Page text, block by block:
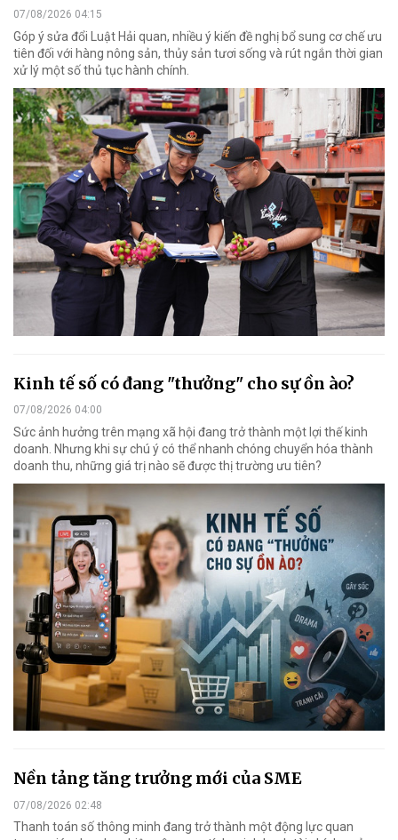
07/08/2026 04:15
Góp ý sửa đổi Luật Hải quan, nhiều ý kiến đề nghị bổ sung cơ chế ưu
tiên đối với hàng nông sản, thủy sản tươi sống và rút ngắn thời gian
xử lý một số thủ tục hành chính.
Kinh tế số có đang "thưởng" cho sự ồn ào?
07/08/2026 04:00
Sức ảnh hưởng trên mạng xã hội đang trở thành một lợi thế kinh
doanh. Nhưng khi sự chú ý có thể nhanh chóng chuyển hóa thành
doanh thu, những giá trị nào sẽ được thị trường ưu tiên?
Nền tảng tăng trưởng mới của SME
07/08/2026 02:48
Thanh toán số thông minh đang trở thành một động lực quan